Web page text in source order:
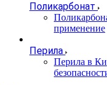
Поликарбонат
применение
Перила
Перила в